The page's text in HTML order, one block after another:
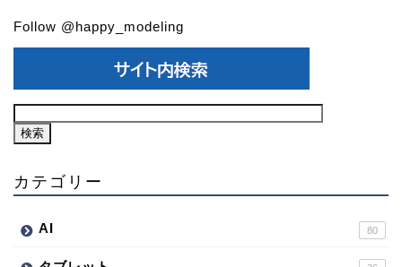
Follow @happy_modeling
カテゴリー
AI 80